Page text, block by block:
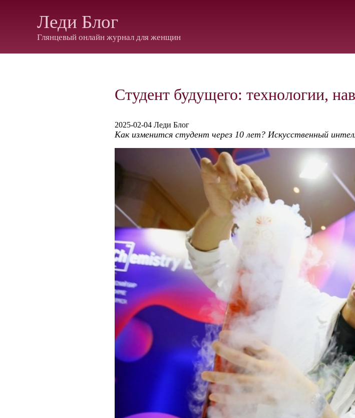
Леди Блог
Глянцевый онлайн журнал для женщин
Студент будущего: технологии,
2025-02-04 Леди Блог
Как изменится студент через 10 лет? Искусственный